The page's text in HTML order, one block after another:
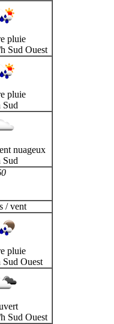
pluie
Sud Ouest
pluie
Sud
nuageux
Sud
/ vent
pluie
Ouest
Sud Ouest